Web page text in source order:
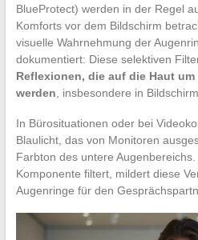
BlueProtect) werden in der Regel
Komforts vor dem Bildschirm
visuelle Wahrnehmung der
dokumentiert: Diese selektiven
Reflexionen, die auf die Haut
werden, insbesondere in
In Bürosituationen oder bei
Blaulicht, das von Monitoren
Farbton des untere
Komponente filtert, mildert diese
Augenringe für den